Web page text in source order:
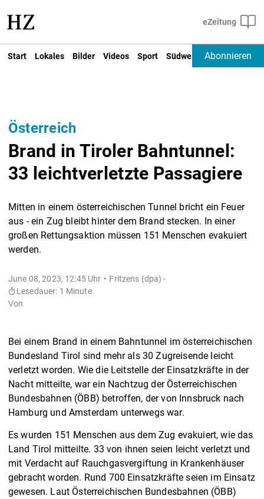
Start Lokales Bilder Videos Sport Südwest Deutschland
Abonnieren
Österreich
Brand in Tiroler Bahntunnel:
33 leichtverletzte Passagiere
Mitten in einem österreichischen Tunnel bricht ein Feuer
aus - ein Zug bleibt hinter dem Brand stecken. In einer
großen Rettungsaktion müssen 151 Menschen evakuiert
werden.
June 08, 2023, 12:45 Uhr
Fritzens (dpa) -
Lesedauer: 1 Minute
Von
Bei einem Brand in einem Bahntunnel im österreichischen
Bundesland Tirol sind mehr als 30 Zugreisende leicht
verletzt worden. Wie die Leitstelle der Einsatzkräfte in der
Nacht mitteilte, war ein Nachtzug der Österreichischen
Bundesbahnen (ÖBB) betroffen, der von Innsbruck nach
Hamburg und Amsterdam unterwegs war.
Es wurden 151 Menschen aus dem Zug evakuiert, wie das
Land Tirol mitteilte. 33 von ihnen seien leicht verletzt und
mit Verdacht auf Rauchgasvergiftung in Krankenhäuser
gebracht worden. Rund 700 Einsatzkräfte seien im Einsatz
gewesen. Laut Österreichischen Bundesbahnen (ÖBB)